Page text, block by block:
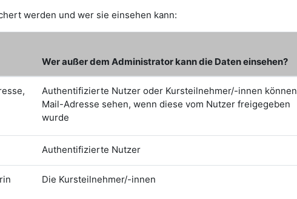
werden und wer sie einsehen kann:
Wer außer dem Administrator kann die Daten einsehen?
Authentifizierte Nutzer oder Kursteilnehmer/-innen können
Mail-Adresse sehen, wenn diese vom Nutzer freigegeben
wurde
Authentifizierte Nutzer
Die Kursteilnehmer/-innen